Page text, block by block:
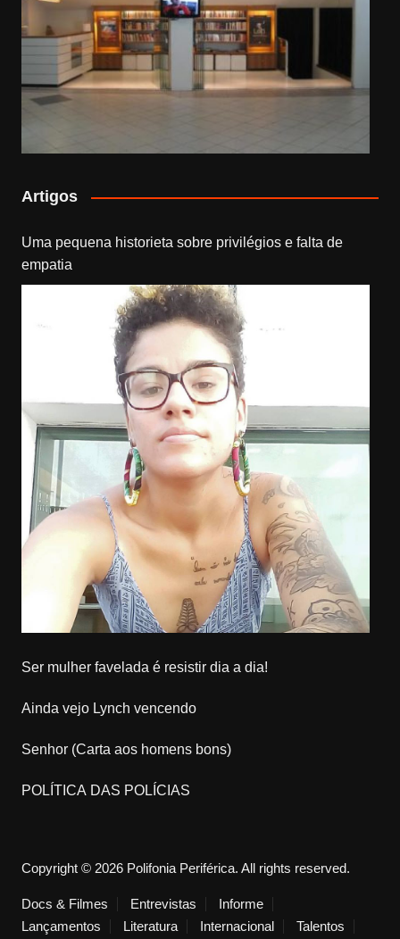
Artigos
Uma pequena historieta sobre privilégios e falta de
empatia
Ser mulher favelada é resistir dia a dia!
Ainda vejo Lynch vencendo
Senhor (Carta aos homens bons)
POLÍTICA DAS POLÍCIAS
Copyright © 2026 Polifonia Periférica. All rights reserved.
Docs & Filmes Entrevistas
Informe
Lançamentos
Literatura Internacional Talentos